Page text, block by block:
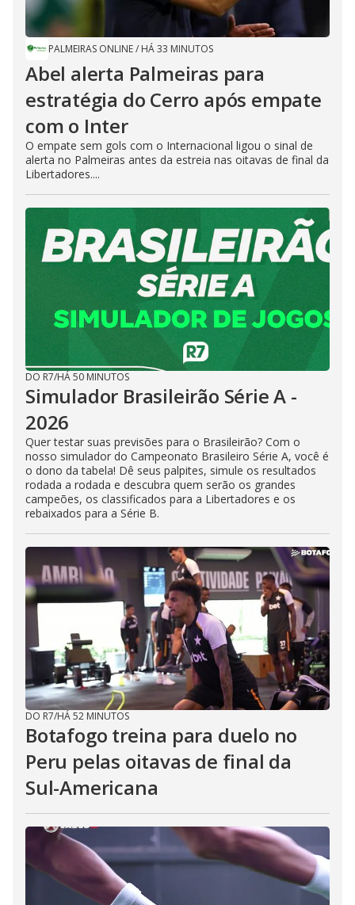
PALMEIRAS ONLINE/ HÁ 33 MINUTOS
Abel alerta Palmeiras para
estratégia do Cerro após empate
com o Inter
O empate sem gols com o Internacional ligou o sinal de
alerta no Palmeiras antes da estreia nas oitavas de final da
Libertadores....
DO R7/HÁ 50 MINUTOS
Simulador Brasileirão Série A -
2026
Quer testar suas previsões para o Brasileirão? Com o
nosso simulador do Campeonato Brasileiro Série A, você é
o dono da tabela! Dê seus palpites, simule os resultados
rodada a rodada e descubra quem serão os grandes
campeões, os classificados para a Libertadores e os
rebaixados para a Série B.
DO R7/HÁ 52 MINUTOS
Botafogo treina para duelo no
Peru pelas oitavas de final da
Sul-Americana